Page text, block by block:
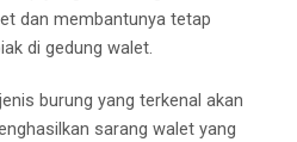
dan membantunya tetap
di gedung walet.
burung yang terkenal akan
sarang walet yang